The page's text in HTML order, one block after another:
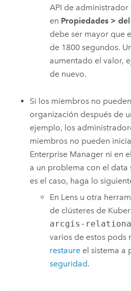
API de administrador
en Propiedades > del
debe ser mayor que
de 1800 segundos.
aumentado el valor,
de nuevo.
Si los miembros no
organización después de
ejemplo, los
miembros no pueden
Enterprise Manager ni en
a un problema con el data
es el caso, haga lo
En Lens u otra
de clústeres de
arcgis-
varios de estos pods
restaure el sistema a
seguridad.